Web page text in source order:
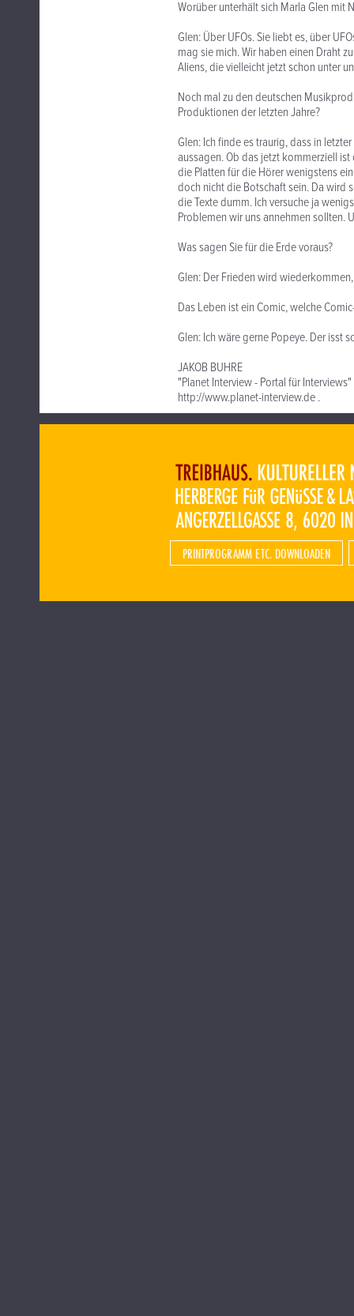
Worüber unterhält sich Marla Glen mit
Glen: Über UFOs. Sie liebt es, über
mag sie mich. Wir haben einen Draht
Aliens, die vielleicht jetzt schon unter
Noch mal zu den deutschen
Produktionen der letzten Jahre?
Glen: Ich finde es traurig, dass in
aussagen. Ob das jetzt kommerziell
die Platten für die Hörer wenigstens
doch nicht die Botschaft sein. Da wird
die Texte dumm. Ich versuche ja
Problemen wir uns annehmen sollten.
Was sagen Sie für die Erde voraus?
Glen: Der Frieden wird
Das Leben ist ein Comic, welche
Glen: Ich wäre gerne Popeye. Der isst
JAKOB BUHRE
"Planet Interview - Portal für Interviews"
http://www.planet-interview.de .
PRINTPROGRAMM ETC. DOWNLOADEN